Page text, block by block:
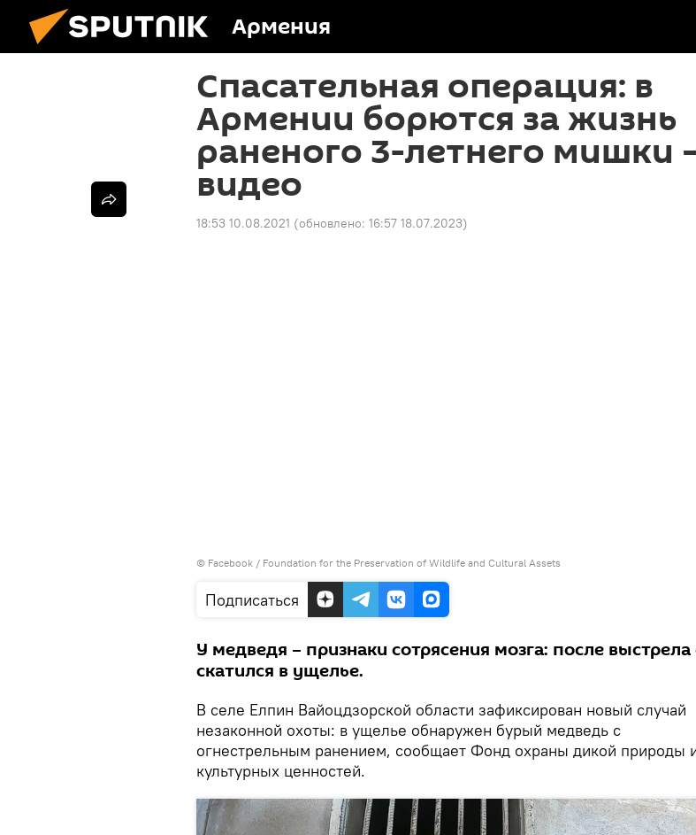
Армения
Спасательная операция: в
Армении борются за жизнь
раненого 3-летнего мишки
видео
18:53 10.08.2021 (обновлено: 16:57 18.07.2023)
© Facebook / Foundation for the Preservation of Wildlife and Cultural Assets
Подписаться
У медведя – признаки сотрясения мозга: после выстрела
скатился в ущелье.
В селе Елпин Вайоцдзорской области зафиксирован новый случай
незаконной охоты: в ущелье обнаружен бурый медведь с
огнестрельным ранением, сообщает Фонд охраны дикой природы
культурных ценностей.